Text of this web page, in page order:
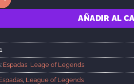
AÑADIR AL
Espadas, Leage of Legends
, League of Legends